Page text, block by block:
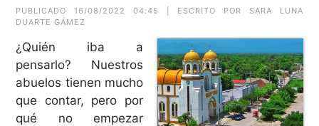
PUBLICADO 16/08/2022 04:45 | ESCRITO POR SARA LUNA
DUARTE GÁMEZ
¿Quién iba a
pensarlo? Nuestros
abuelos tienen mucho
que contar, pero por
qué no empezar